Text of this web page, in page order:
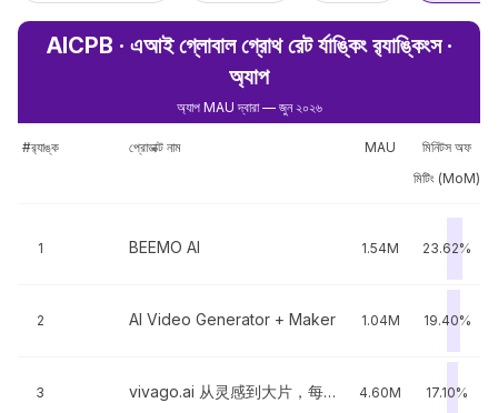
AICPB · এআই গ্লোবাল গ্রোথ রেট র্যাঙ্কিং র‌্যাঙ্কিংস ·
অ্যাপ
অ্যাপ MAU দ্বারা — জুন ২০২৬
#র‍্যাঙ্ক প্রোডাক্ট নাম MAU
মিনিটস অফ
মিটিং (MoM)
1 BEEMO AI 1.54M 23.62%
2 AI Video Generator + Maker 1.04M 19.40%
3 vivago.ai 从灵感到大片，每个人都能用的 AI 导演 4.60M 17.10%